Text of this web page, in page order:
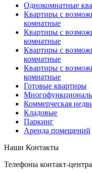
Однокомнатные
Квартиры с
комнатные
Квартиры с
комнатные
Квартиры с
комнатные
Квартиры с
комнатные
Готовые квартиры
Коммерческая
Кладовые
Паркинг
Аренда помещений
Наши Контакты
Телефоны контакт-